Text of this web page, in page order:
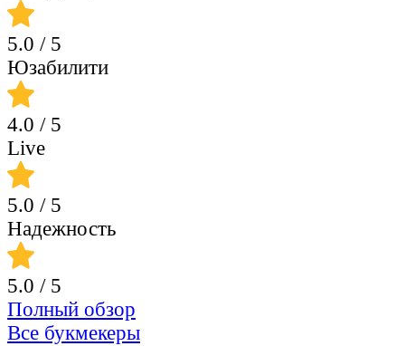
5.0 / 5
Юзабилити
4.0 / 5
Live
5.0 / 5
Надежность
5.0 / 5
Полный обзор
Все букмекеры